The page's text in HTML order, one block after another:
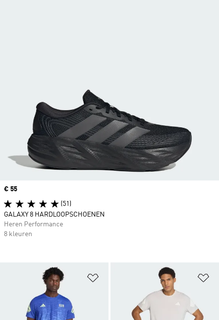
Op verlanglijst zetten
Price
€ 55
(51)
GALAXY 8 HARDLOOPSCHOENEN
Heren Performance
8 kleuren